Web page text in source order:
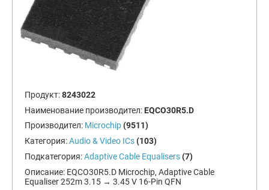
Продукт:8243022
Наименование производител: EQCO30R5.D
Производител: Microchip (9511)
Категория:Audio & Video ICs (103)
Подкатегория:Adaptive Cable Equalisers (7)
Описание: EQCO30R5.D Microchip, Adaptive Cable
Equaliser 252m 3.15 → 3.45 V 16-Pin QFN